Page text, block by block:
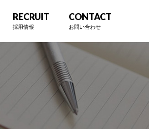
RECRUIT
採用情報
CONTACT
お問い合わせ